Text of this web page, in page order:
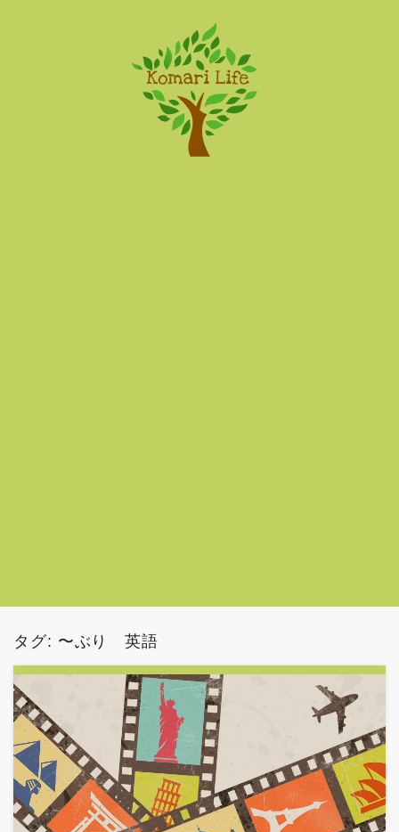
タグ: 〜ぶり 英語